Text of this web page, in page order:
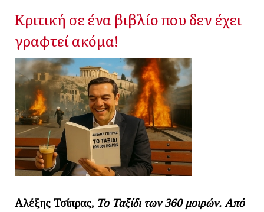
Κριτική σε ένα βιβλίο που δεν έχει
γραφτεί ακόμα!
Αλέξης Τσίπρας, Το Ταξίδι των 360 μοιρών. Από